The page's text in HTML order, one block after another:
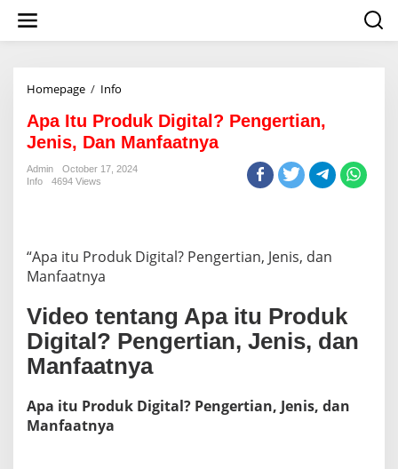
i
Homepage / Info
a
I
t
u
u
k
g
t
a
l
P
Apa Itu Produk Digital? Pengertian,
Jenis, Dan Manfaatnya
Admin
October 17, 2024
Info
4694 Views
“Apa itu Produk Digital? Pengertian, Jenis, dan
Manfaatnya
Video tentang Apa itu Produk
Digital? Pengertian, Jenis, dan
Manfaatnya
Apa itu Produk Digital? Pengertian, Jenis, dan
Manfaatnya